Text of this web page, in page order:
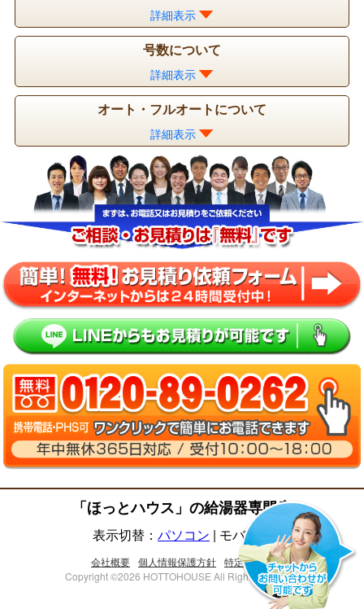
詳細表示
号数について
詳細表示
オート・フルオートについて
詳細表示
「ほっとハウス」の給湯器専門店
表示切替： パソコン | モバイル
会社概要 個人情報保護方針 特定商取法
Copyright ©2026 HOTTOHOUSE All Right Reserved.